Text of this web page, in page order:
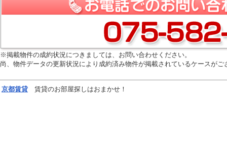
※掲載物件の成約状況につきましては、お問い合わせください。
尚、物件データの更新状況により成約済み物件が掲載されているケースが
京都賃貸 賃貸のお部屋探しはおまかせ！